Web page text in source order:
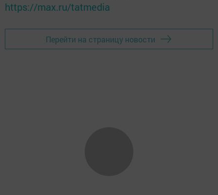
https://max.ru/tatmedia
Перейти на страницу новости